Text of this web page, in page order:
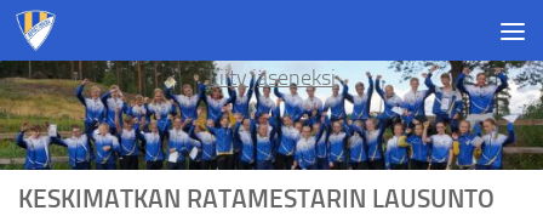
Skip to content
Liity jäseneksi
KESKIMATKAN RATAMESTARIN LAUSUNTO